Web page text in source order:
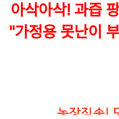
아삭아삭! 과즙
"가정용 못난이